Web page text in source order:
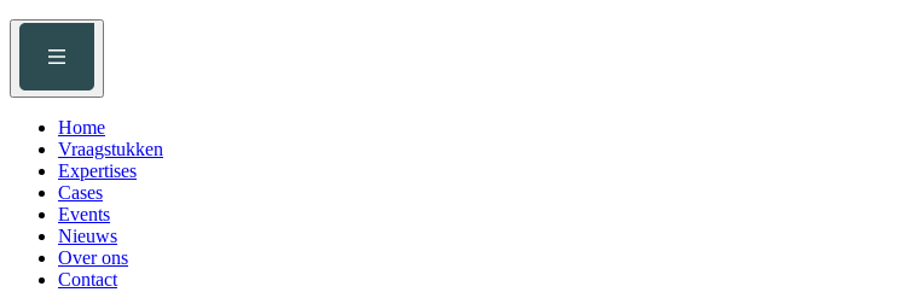
Home
Vraagstukken
Expertises
Cases
Events
Nieuws
Over ons
Contact